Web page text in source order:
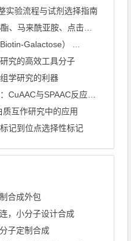
实验流程与试剂选择指南
Galactose） ...
究的高效工具分子
学研究的利器
互作研究中的应用
记到位点选择性标记
合成外包
，小分子设计合成
子定制合成